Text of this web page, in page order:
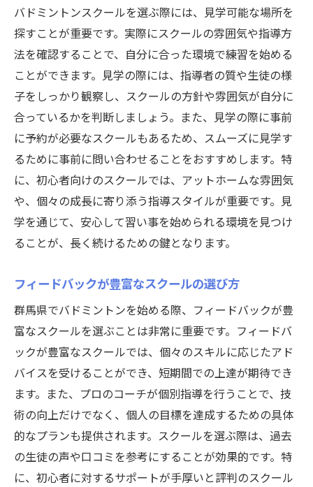
バドミントンスクールを選ぶ際には、見学可能な場所を
探すことが重要です。実際にスクールの雰囲気や指導方
法を確認することで、自分に合った環境で練習を始める
ことができます。見学の際には、指導者の質や生徒の様
子をしっかり観察し、スクールの方針や雰囲気が自分に
合っているかを判断しましょう。また、見学の際に事前
に予約が必要なスクールもあるため、スムーズに見学す
るために事前に問い合わせることをおすすめします。特
に、初心者向けのスクールでは、アットホームな雰囲気
や、個々の成長に寄り添う指導スタイルが重要です。見
学を通じて、安心して習い事を始められる環境を見つけ
ることが、長く続けるための鍵となります。
フィードバックが豊富なスクールの選び方
群馬県でバドミントンを始める際、フィードバックが豊
富なスクールを選ぶことは非常に重要です。フィードバ
ックが豊富なスクールでは、個々のスキルに応じたアド
バイスを受けることができ、短期間での上達が期待でき
ます。また、プロのコーチが個別指導を行うことで、技
術の向上だけでなく、個人の目標を達成するための具体
的なプランも提供されます。スクールを選ぶ際は、過去
の生徒の声や口コミを参考にすることが効果的です。特
に、初心者に対するサポートが手厚いと評判のスクール